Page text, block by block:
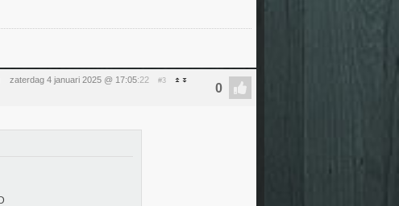
zaterdag 4 januari 2025 @ 17:05:22 #3